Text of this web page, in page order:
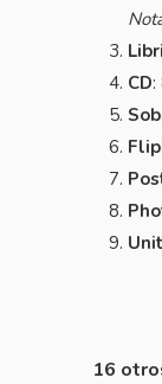
CD
16